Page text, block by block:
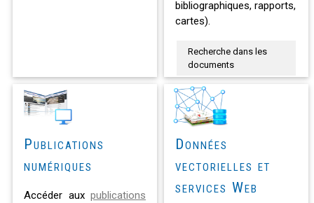
bibliographiques, rapports,
cartes).
Recherche dans les
documents
Publications
numériques
Accéder aux publications
Données
vectorielles et
services Web